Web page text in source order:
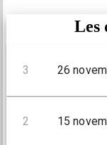
Les
3 26
2 15